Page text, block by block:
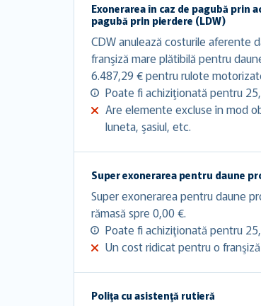
Exonerarea în caz de pagubă prin
pagubă prin pierdere (LDW)
CDW anulează costurile aferente
franşiză mare plătibilă pentru
6.487,29 € pentru rulote
Poate fi achiziţionată pentru
Are elemente excluse în mod
luneta, şasiul, etc.
Super exonerarea pentru daune
Super exonerarea pentru daune
rămasă spre 0,00 €.
Poate fi achiziţionată pentru
Un cost ridicat pentru o
Poliţa cu asistenţă rutieră